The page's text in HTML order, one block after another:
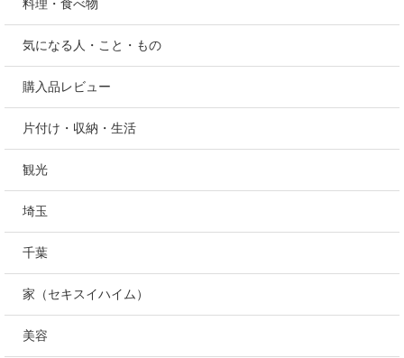
料理・食べ物
気になる人・こと・もの
購入品レビュー
片付け・収納・生活
観光
埼玉
千葉
家（セキスイハイム）
美容